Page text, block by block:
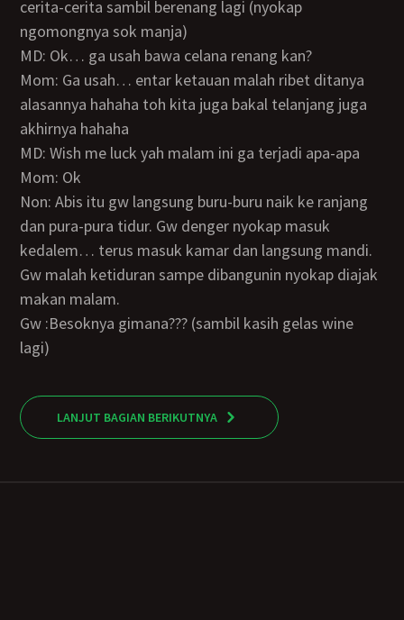
cerita-cerita sambil berenang lagi (nyokap
ngomongnya sok manja)
MD: Ok… ga usah bawa celana renang kan?
Mom: Ga usah… entar ketauan malah ribet ditanya
alasannya hahaha toh kita juga bakal telanjang juga
akhirnya hahaha
MD: Wish me luck yah malam ini ga terjadi apa-apa
Mom: Ok
Non: Abis itu gw langsung buru-buru naik ke ranjang
dan pura-pura tidur. Gw denger nyokap masuk
kedalem… terus masuk kamar dan langsung mandi.
Gw malah ketiduran sampe dibangunin nyokap diajak
makan malam.
Gw :Besoknya gimana??? (sambil kasih gelas wine
lagi)
LANJUT BAGIAN BERIKUTNYA